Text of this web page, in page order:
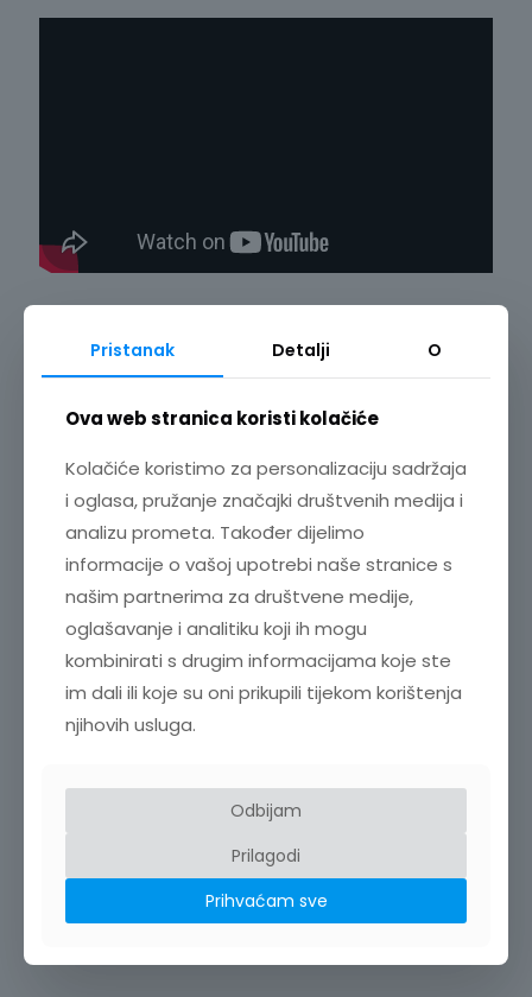
989,00€
SRODNI PROIZVODI
Pristanak Detalji O
Ova web stranica koristi kolačiće
Kolačiće koristimo za personalizaciju sadržaja
i oglasa, pružanje značajki društvenih medija i
analizu prometa. Također dijelimo
informacije o vašoj upotrebi naše stranice s
našim partnerima za društvene medije,
oglašavanje i analitiku koji ih mogu
kombinirati s drugim informacijama koje ste
im dali ili koje su oni prikupili tijekom korištenja
njihovih usluga.
Odbijam
Prilagodi
Prihvaćam sve